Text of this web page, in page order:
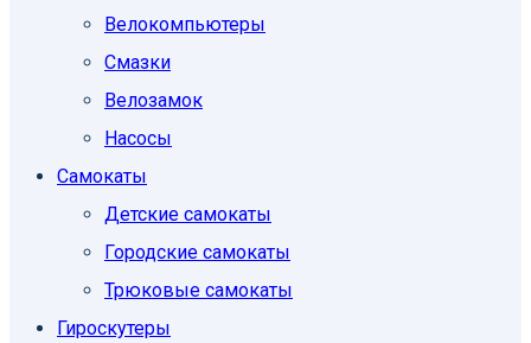
Велокомпьютеры
Смазки
Велозамок
Насосы
Самокаты
Детские самокаты
Городские самокаты
Трюковые самокаты
Гироскутеры